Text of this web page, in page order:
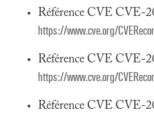
Référence CVE CVE-
https://www.cve.org/
Référence CVE CVE-
https://www.cve.org/
Référence CVE CVE-